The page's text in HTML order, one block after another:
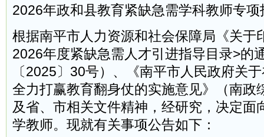
2026年政和县教育紧缺急需学科教师专项
根据南平市人力资源和社会保障局《关于
2026年度紧缺急需人才引进指导目录>的
〔2025〕30号）、《南平市人民政府关
全力打赢教育翻身仗的实施意见》（南政
及省、市相关文件精神，经研究，决定面
学教师。现就有关事项公告如下：